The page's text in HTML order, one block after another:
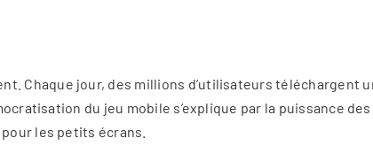
Chaque jour, des millions d’utilisateurs téléchargent
du jeu mobile s’explique par la puissance
les petits écrans.